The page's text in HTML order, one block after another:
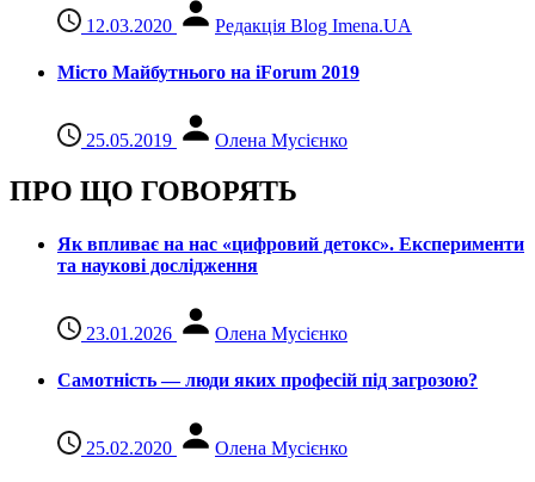
12.03.2020 Редакція Blog Imena.UA
Місто Майбутнього на iForum 2019
25.05.2019 Олена Мусієнко
ПРО ЩО ГОВОРЯТЬ
Як впливає на нас «цифровий детокс». Експерименти
та наукові дослідження
23.01.2026 Олена Мусієнко
Самотність — люди яких професій під загрозою?
25.02.2020 Олена Мусієнко